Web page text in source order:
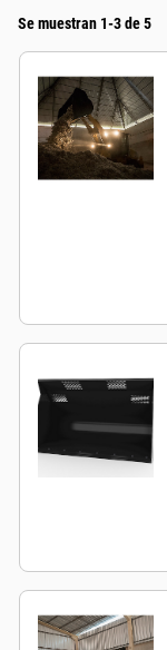
Se muestran 1-3 de 5